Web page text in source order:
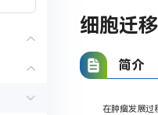
细胞迁
简介
在肿瘤发展过